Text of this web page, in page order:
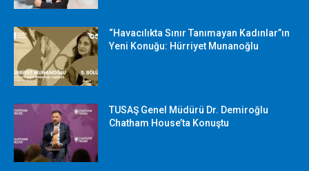
“Havacılıkta Sınır Tanımayan Kadınlar”ın
Yeni Konuğu: Hürriyet Munanoğlu
TUSAŞ Genel Müdürü Dr. Demiroğlu
Chatham House’ta Konuştu